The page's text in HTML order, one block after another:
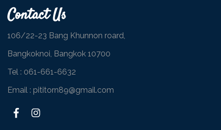
Contact Us
106/22-23 Bang Khunnon roard,
Bangkoknoi, Bangkok 10700
Tel : 061-661-6632
Email : pititorn89@gmail.com